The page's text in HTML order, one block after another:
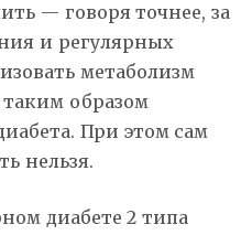
— говоря точнее, за
и регулярных
метаболизм
образом
При этом сам
нельзя.
диабете 2 типа